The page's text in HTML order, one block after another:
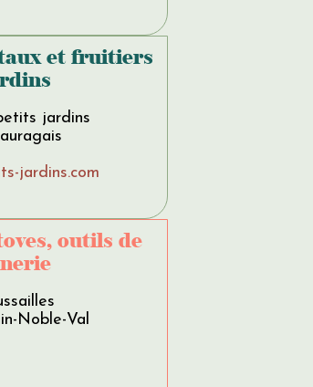
et fruitiers
jardins
jardins.com
outils de
Noble-Val